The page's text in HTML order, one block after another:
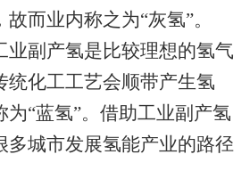
而业内称之为“灰氢”。
副产氢是比较理想的氢气
统化工工艺会顺带产生氢
“蓝氢”。借助工业副产氢
多城市发展氢能产业的路径